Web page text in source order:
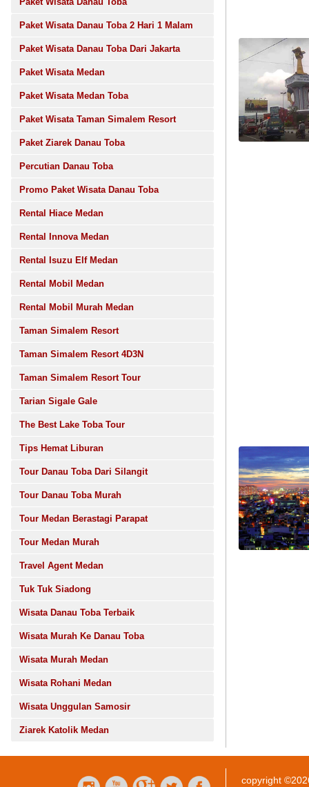
Paket Wisata Danau Toba 2 Hari 1 Malam
Paket Wisata Danau Toba Dari Jakarta
Paket Wisata Medan
Paket Wisata Medan Toba
Paket Wisata Taman Simalem Resort
Paket Ziarek Danau Toba
Percutian Danau Toba
Promo Paket Wisata Danau Toba
Rental Hiace Medan
Rental Innova Medan
Rental Isuzu Elf Medan
Rental Mobil Medan
Rental Mobil Murah Medan
Taman Simalem Resort
Taman Simalem Resort 4D3N
Taman Simalem Resort Tour
Tarian Sigale Gale
The Best Lake Toba Tour
Tips Hemat Liburan
Tour Danau Toba Dari Silangit
Tour Danau Toba Murah
Tour Medan Berastagi Parapat
Tour Medan Murah
Travel Agent Medan
Tuk Tuk Siadong
Wisata Danau Toba Terbaik
Wisata Murah Ke Danau Toba
Wisata Murah Medan
Wisata Rohani Medan
Wisata Unggulan Samosir
Ziarek Katolik Medan
copyright